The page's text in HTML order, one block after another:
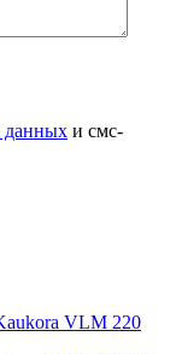
данных и смс-